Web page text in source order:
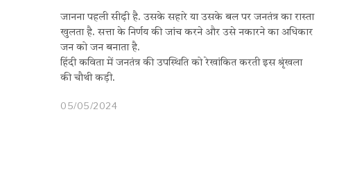
जानना पहली सीढ़ी है. उसके सहारे या उसके बल पर जनतंत्र का रास्ता
खुलता है. सत्ता के निर्णय की जांच करने और उसे नकारने का अधिकार
जन को जन बनाता है.
हिंदी कविता में जनतंत्र की उपस्थिति को रेखांकित करती इस श्रृंखला
की चौथी कड़ी.
05/05/2024